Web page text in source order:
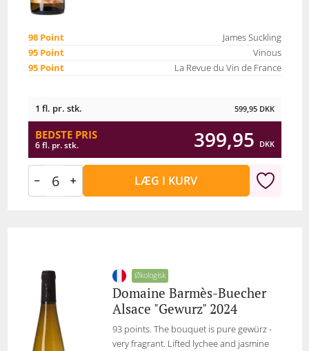
98 Point
James Suckling
95 Point
Vinous
95 Point
La Revue du Vin de France
1 fl. pr. stk. 599,95 DKK
BEDSTE PRIS
6 fl. pr. stk. 399,95 DKK
LÆG I KURV
Økologisk
Domaine Barmès-Buecher
Alsace "Gewurz" 2024
93 points. The bouquet is pure gewürz -
very fragrant. Lifted lychee and jasmine